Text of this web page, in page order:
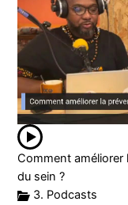
Comment
du sein ?
3. Podcasts